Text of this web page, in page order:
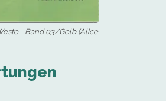
- Band 03/Gelb (Alice